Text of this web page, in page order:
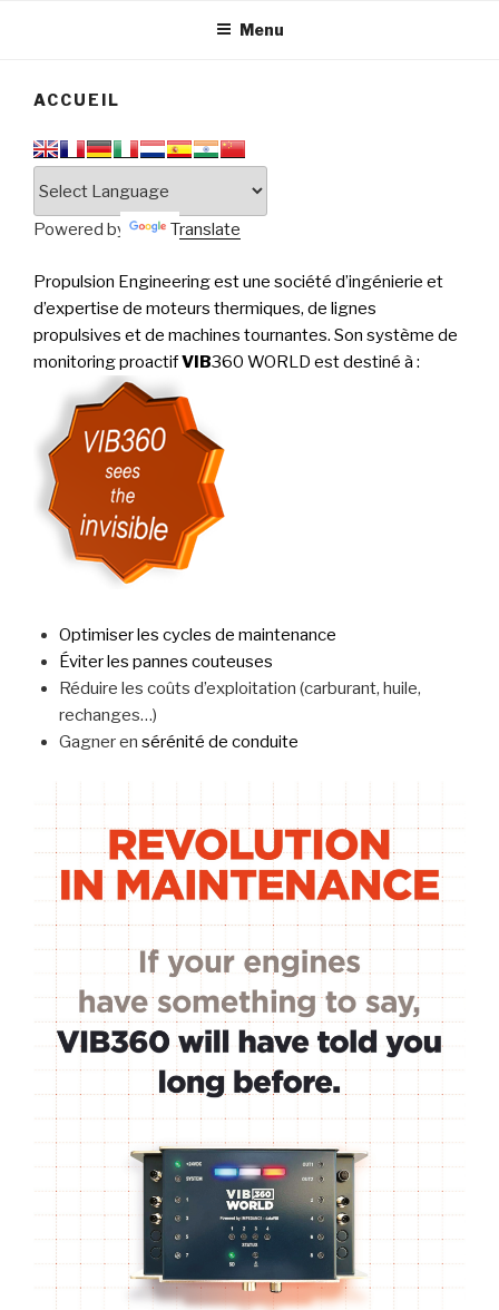
PERFORMANCE
Menu
ACCUEIL
Powered by Translate
Propulsion Engineering est une société d’ingénierie et
d’expertise de moteurs thermiques, de lignes
propulsives et de machines tournantes. Son système de
monitoring proactifVIB360 WORLD est destiné à :
Optimiser les cycles de maintenance
Éviter les pannes couteuses
Réduire les coûts d’exploitation (carburant, huile,
rechanges…)
Gagner en sérénité de conduite